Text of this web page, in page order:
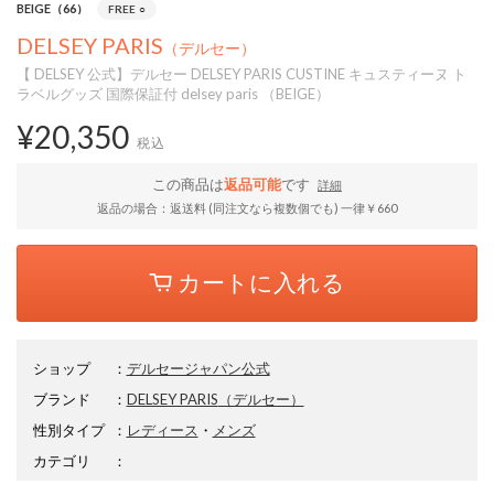
BEIGE（66） FREE ○
DELSEY PARIS （デルセー）
【 DELSEY 公式】デルセー DELSEY PARIS CUSTINE キュスティーヌ ト
ラベルグッズ 国際保証付 delsey paris （BEIGE）
¥20,350 税込
この商品は返品可能です
詳細
返品の場合：返送料 (同注文なら複数個でも) 一律￥660
カートに入れる
ショップ ： デルセージャパン公式
ブランド
： DELSEY PARIS （デルセー）
性別タイプ
： レディース ・ メンズ
カテゴリ
：